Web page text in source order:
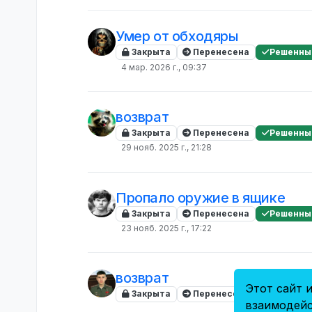
Умер от обходяры
Закрыта Перенесена
4 мар. 2026 г., 09:37
возврат
Закрыта Перенесена
29 нояб. 2025 г., 21:28
Пропало оружие в ящике
Закрыта Перенесена
23 нояб. 2025 г., 17:22
возврат
Закрыта ПеренесенаЭтот сайт